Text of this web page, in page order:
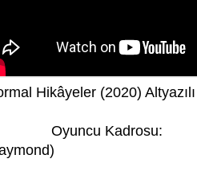
Hikâyeler (2020)
Oyuncu Kadrosu: